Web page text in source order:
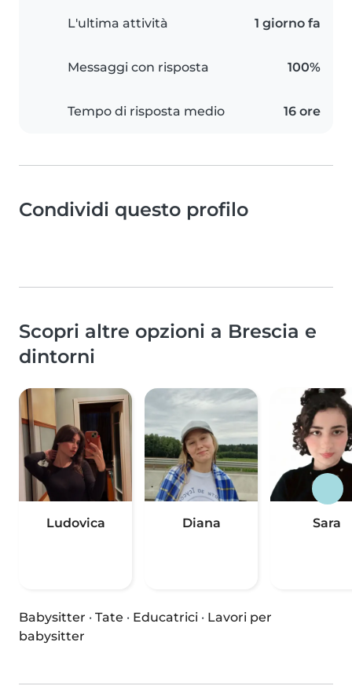
L'ultima attività 1 giorno fa
Messaggi con risposta 100%
Tempo di risposta medio 16 ore
Condividi questo profilo
Scopri altre opzioni a Brescia e
dintorni
Ludovica Diana Sara
Babysitter · Tate · Educatrici · Lavori per
babysitter